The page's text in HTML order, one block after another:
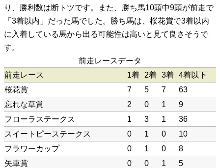
り、勝利数は断トツです。また、勝ち馬10頭中9頭が前走で
「3着以内」だった馬でした。勝ち馬は、桜花賞で3着以内
に入着している馬から出る可能性は高いと見て良さそうで
す。
前走レースデータ
前走レース
1着 2着 3着 4着以下
桜花賞
7 5 7
63
忘れな草賞
2 0 1
9
フローラステークス
1 3 1
36
スイートピーステークス
0 1 0
10
フラワーカップ
0 1 0
8
矢車賞
0 0 1
5